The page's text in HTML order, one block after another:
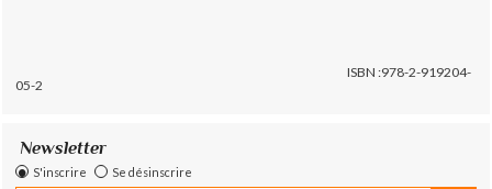
ISBN :978-2-919204-
05-2
Newsletter
S'inscrire Se désinscrire